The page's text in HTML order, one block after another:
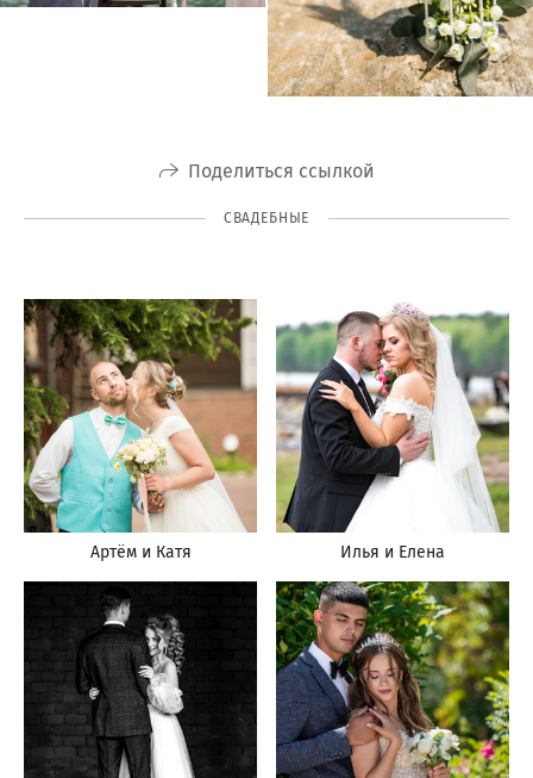
Поделиться ссылкой
СВАДЕБНЫЕ
Артём и Катя Илья и Елена